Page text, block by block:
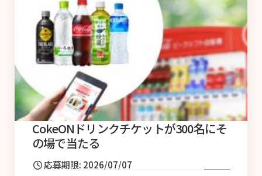
応募期限: 2026/07/07
CokeONドリンクチケットが300名にそ
の場で当たる